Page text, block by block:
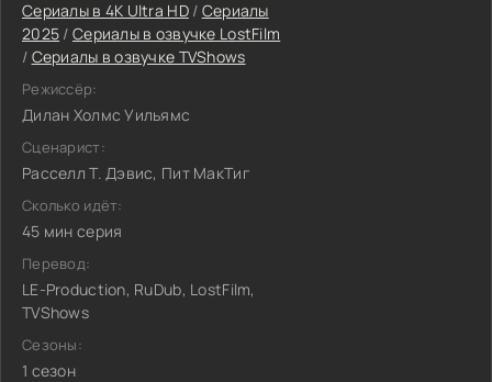
Сериалы в 4K Ultra HD/ Сериалы
2025 / Сериалы в озвучке LostFilm
/ Сериалы в озвучке TVShows
Режиссёр:
Дилан Холмс Уильямс
Сценарист:
Расселл Т. Дэвис, Пит МакТиг
Сколько идёт:
45 мин серия
Перевод:
LE-Production, RuDub, LostFilm,
TVShows
Сезоны:
1 сезон